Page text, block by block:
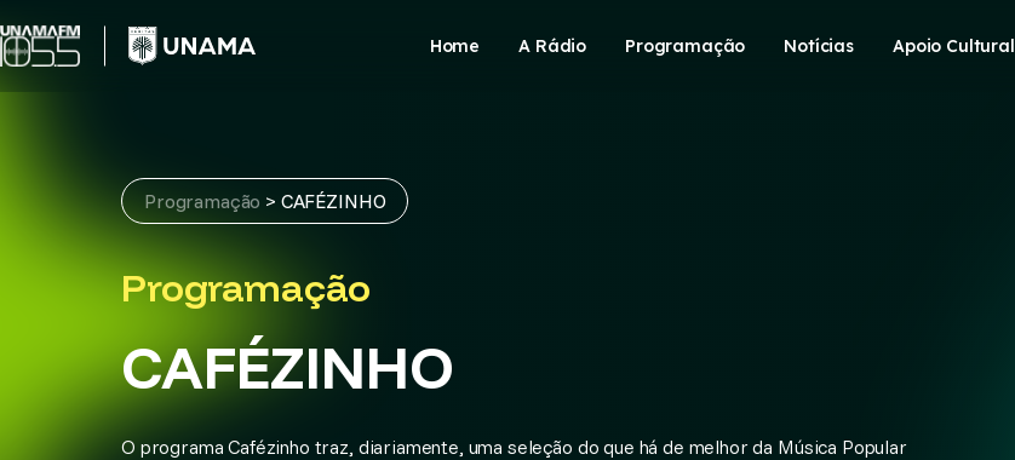
to
content
Home A Rádio Programação Notícias Apoio Cultural
Programação > CAFÉZINHO
Programação
CAFÉZINHO
O programa Cafézinho traz, diariamente, uma seleção do que há de melhor da Música Popular